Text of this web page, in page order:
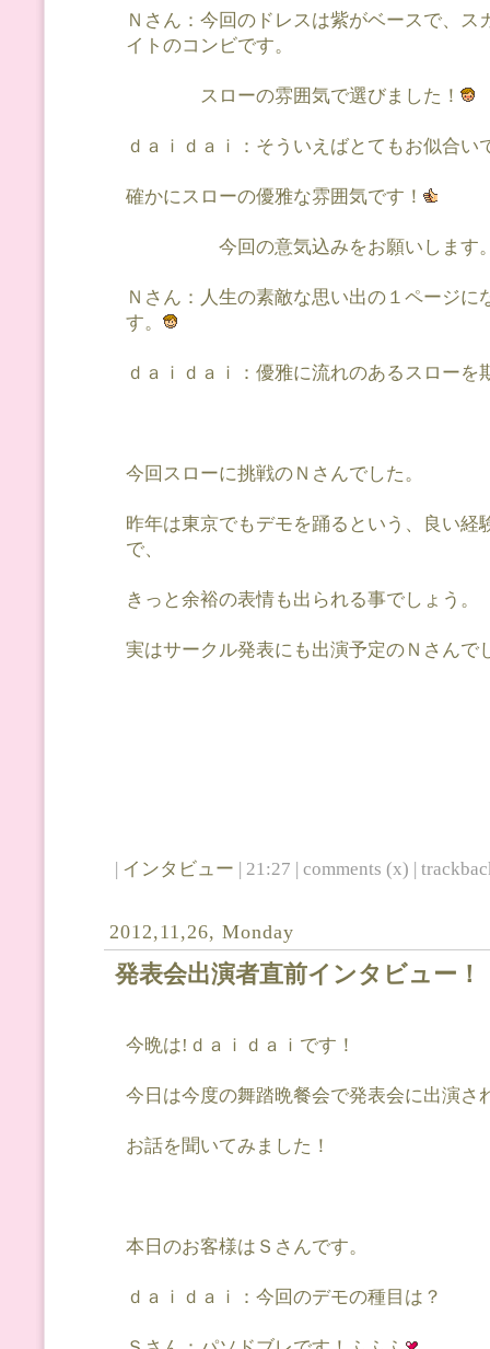
Ｎさん：今回のドレスは紫がベースで、ス
イトのコンビです。
スローの雰囲気で選びました！
ｄａｉｄａｉ：そういえばとてもお似合い
確かにスローの優雅な雰囲気です！
今回の意気込みをお願いします
Ｎさん：人生の素敵な思い出の１ページに
す。
ｄａｉｄａｉ：優雅に流れのあるスローを
今回スローに挑戦のＮさんでした。
昨年は東京でもデモを踊るという、良い経
で、
きっと余裕の表情も出られる事でしょう。
実はサークル発表にも出演予定のＮさんで
| インタビュー | 21:27 | comments (x) |
2012,11,26, Monday
発表会出演者直前インタビュー！
今晩は!ｄａｉｄａｉです！
今日は今度の舞踏晩餐会で発表会に出演さ
お話を聞いてみました！
本日のお客様はＳさんです。
ｄａｉｄａｉ：今回のデモの種目は？